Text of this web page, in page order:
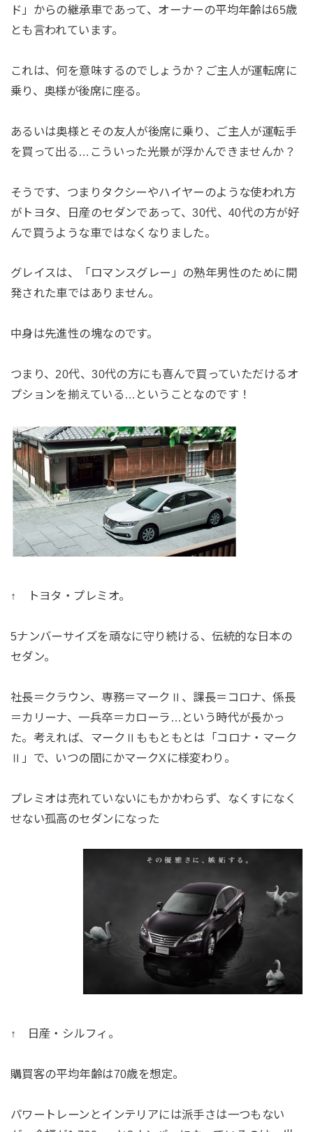
ド」からの継承車であって、オーナーの平均年齢は65歳
とも言われています。
これは、何を意味するのでしょうか？ご主人が運転席に
乗り、奥様が後席に座る。
あるいは奥様とその友人が後席に乗り、ご主人が運転手
を買って出る…こういった光景が浮かんできませんか？
そうです、つまりタクシーやハイヤーのような使われ方
がトヨタ、日産のセダンであって、30代、40代の方が好
んで買うような車ではなくなりました。
グレイスは、「ロマンスグレー」の熟年男性のために開
発された車ではありません。
中身は先進性の塊なのです。
つまり、20代、30代の方にも喜んで買っていただけるオ
プションを揃えている…ということなのです！
↑ トヨタ・プレミオ。
5ナンバーサイズを頑なに守り続ける、伝統的な日本の
セダン。
社長＝クラウン、専務＝マークⅡ、課長＝コロナ、係長
＝カリーナ、一兵卒＝カローラ…という時代が長かっ
た。考えれば、マークⅡももともとは「コロナ・マーク
Ⅱ」で、いつの間にかマークXに様変わり。
プレミオは売れていないにもかかわらず、なくすになく
せない孤高のセダンになった
↑ 日産・シルフィ。
購買客の平均年齢は70歳を想定。
パワートレーンとインテリアには派手さは一つもない